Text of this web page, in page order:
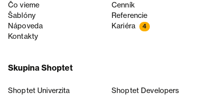
Čo vieme
Cenník
Šablóny
Referencie
Nápoveda
Kariéra 4
Kontakty
Skupina Shoptet
Shoptet Univerzita
Shoptet Developers